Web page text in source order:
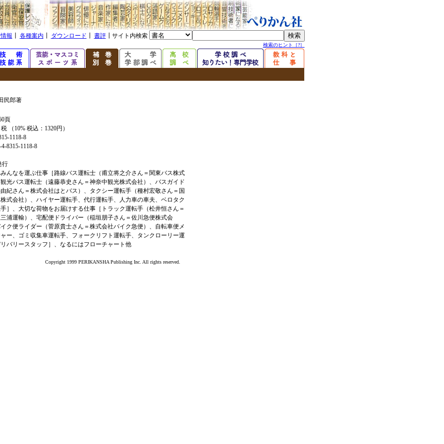
報 各種案内 ダウンロード 書評┃サイト内検索
検索のヒント［?］
民郎著
頁
（10% 税込：1320円）
1118-8
8315-1118-8
行
んなを運ぶ仕事［路線バス運転士（甫立将之介さん＝関東バス株式
光バス運転士（遠藤恭史さん＝神奈中観光株式会社）、バスガイド
由紀さん＝株式会社はとバス）、タクシー運転手（種村宏敬さん＝国
式会社）、ハイヤー運転手、代行運転手、人力車の車夫、ベロタク
］、大切な荷物をお届けする仕事［トラック運転手（松井恒さん＝
浦運輸）、宅配便ドライバー（稲垣朋子さん＝佐川急便株式会
ク便ライダー（菅原貴士さん＝株式会社バイク急便）、自転車便メ
ー、ゴミ収集車運転手、フォークリフト運転手、タンクローリー運
バリースタッフ］、なるにはフローチャート他
Copyright 1999 PERIKANSHA Publishing Inc. All rights reserved.